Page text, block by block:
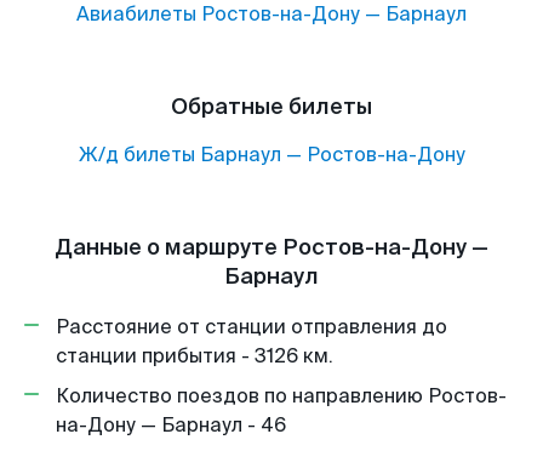
Авиабилеты Ростов-на-Дону — Барнаул
Обратные билеты
Ж/д билеты Барнаул — Ростов-на-Дону
Данные о маршруте Ростов-на-Дону —
Барнаул
Расстояние от станции отправления до
станции прибытия - 3126 км.
Количество поездов по направлению Ростов-
на-Дону — Барнаул - 46